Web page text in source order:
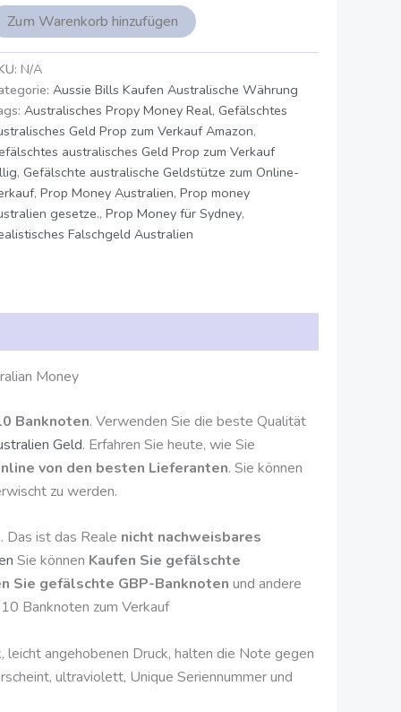
Zum Warenkorb hinzufügen
N/A
Aussie Bills Kaufen Australische Währung
Australisches Propy Money Real, Gefälschtes
Geld Prop zum Verkauf Amazon,
australisches Geld Prop zum Verkauf
, Gefälschte australische Geldstütze zum Online-
, Prop Money Australien, Prop money
gesetze., Prop Money für Sydney,
Falschgeld Australien
Money
Banknoten. Verwenden Sie die beste Qualität
Geld. Erfahren Sie heute, wie Sie
von den besten Lieferanten. Sie können
zu werden.
Das ist das Reale nicht nachweisbares
Sie können Kaufen Sie gefälschte
Sie gefälschte GBP-Banknoten und andere
Banknoten zum Verkauf
leicht angehobenen Druck, halten die Note gegen
ultraviolett, Unique Seriennummer und